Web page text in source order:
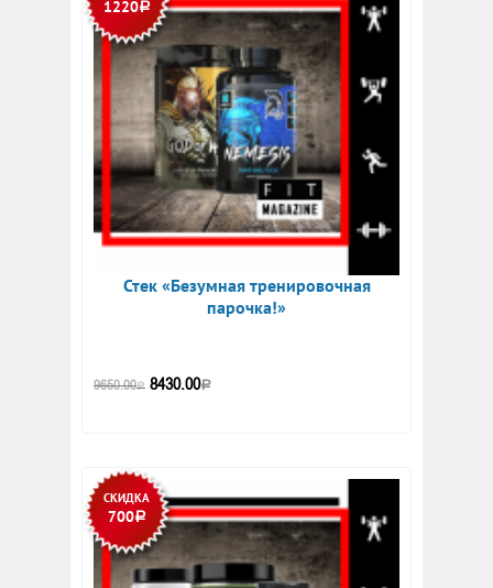
1220Р
Стек «Безумная тренировочная
парочка!»
9650.00Р 8430.00Р
СКИДКА
700Р